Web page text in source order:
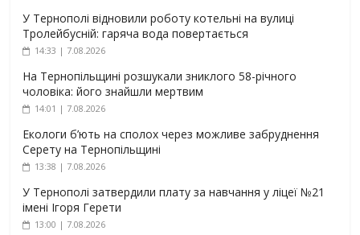
У Тернополі відновили роботу котельні на вулиці
Тролейбусній: гаряча вода повертається
14:33 | 7.08.2026
На Тернопільщині розшукали зниклого 58-річного
чоловіка: його знайшли мертвим
14:01 | 7.08.2026
Екологи б’ють на сполох через можливе забруднення
Серету на Тернопільщині
13:38 | 7.08.2026
У Тернополі затвердили плату за навчання у ліцеї №21
імені Ігоря Герети
13:00 | 7.08.2026